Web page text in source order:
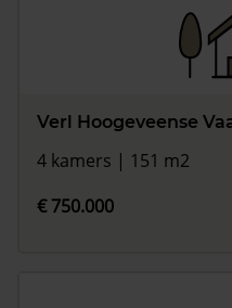
Verl Hoogeveense
4 kamers | 151 m2
€ 750.000